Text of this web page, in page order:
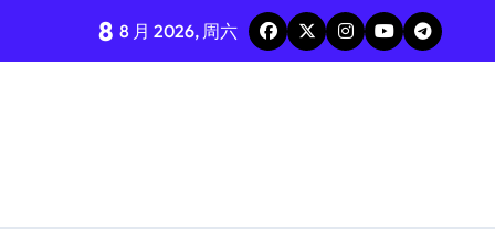
8 8 月 2026, 周六